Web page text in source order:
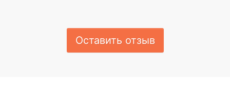
Оставить отзыв